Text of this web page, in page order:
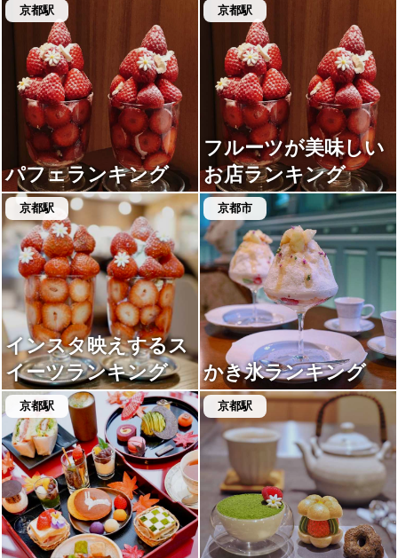
京都駅
パフェランキング
京都駅
フルーツが美味しい
お店ランキング
京都駅
インスタ映えするス
イーツランキング
京都市
かき氷ランキング
京都駅 京都駅